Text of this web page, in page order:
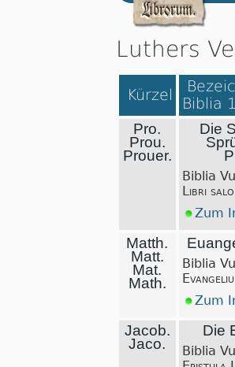
Luthers
Kürzel
Biblia
Pro.
Prou.
Prouer.
Die
Biblia
Libri
Zum
Matth.
Matt.
Mat.
Math.
Biblia
Zum
Jacob.
Jaco.
Die
Biblia